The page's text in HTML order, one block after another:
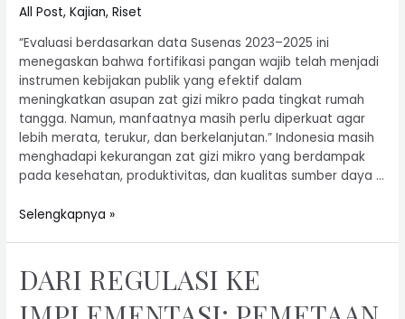
All Post,Kajian,Riset
“Evaluasi berdasarkan data Susenas 2023–2025 ini
menegaskan bahwa fortifikasi pangan wajib telah menjadi
instrumen kebijakan publik yang efektif dalam
meningkatkan asupan zat gizi mikro pada tingkat rumah
tangga. Namun, manfaatnya masih perlu diperkuat agar
lebih merata, terukur, dan berkelanjutan.” Indonesia masih
menghadapi kekurangan zat gizi mikro yang berdampak
pada kesehatan, produktivitas, dan kualitas sumber daya …
Selengkapnya »
DARI REGULASI KE